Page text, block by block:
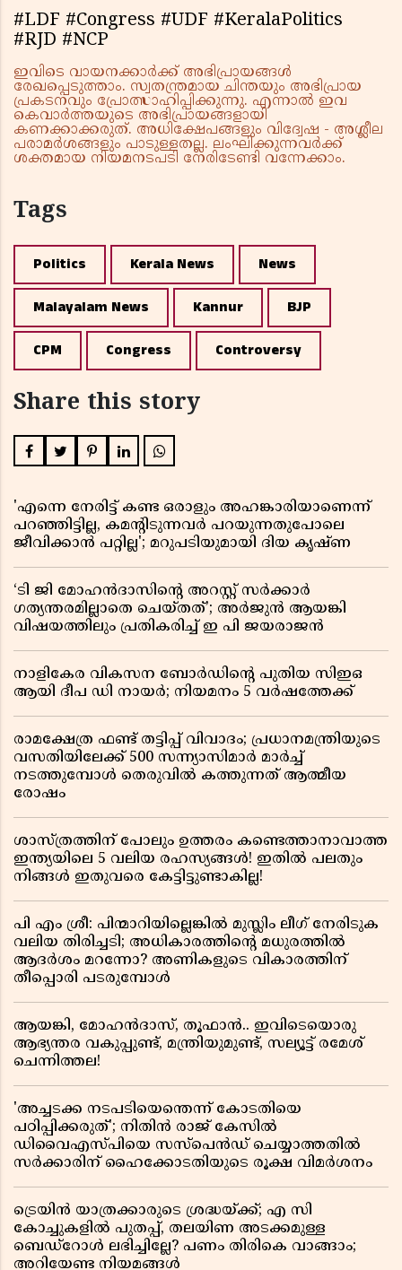
#LDF #Congress #UDF #KeralaPolitics
#RJD #NCP
ഇവിടെ വായനക്കാർക്ക് അഭിപ്രായങ്ങൾ
രേഖപ്പെടുത്താം. സ്വതന്ത്രമായ ചിന്തയും അഭിപ്രായ
പ്രകടനവും പ്രോത്സാഹിപ്പിക്കുന്നു. എന്നാൽ ഇവ
കെവാർത്തയുടെ അഭിപ്രായങ്ങളായി
കണക്കാക്കരുത്. അധിക്ഷേപങ്ങളും വിദ്വേഷ - അശ്ലീല
പരാമർശങ്ങളും പാടുള്ളതല്ല. ലംഘിക്കുന്നവർക്ക്
ശക്തമായ നിയമനടപടി നേരിടേണ്ടി വന്നേക്കാം.
Tags
Politics Kerala News News
Malayalam News Kannur BJP
CPM Congress Controversy
Share this story
'എന്നെ നേരിട്ട് കണ്ട ഒരാളും അഹങ്കാരിയാണെന്ന്
പറഞ്ഞിട്ടില്ല, കമൻ്റിടുന്നവർ പറയുന്നതുപോലെ
ജീവിക്കാൻ പറ്റില്ല'; മറുപടിയുമായി ദിയ കൃഷ്ണ
‘ടി ജി മോഹൻദാസിൻ്റെ അറസ്റ്റ് സർക്കാർ
ഗത്യന്തരമില്ലാതെ ചെയ്തത്’; അർജുൻ ആയങ്കി
വിഷയത്തിലും പ്രതികരിച്ച് ഇ പി ജയരാജൻ
നാളികേര വികസന ബോർഡിൻ്റെ പുതിയ സിഇഒ
ആയി ദീപ ഡി നായർ; നിയമനം 5 വർഷത്തേക്ക് ​​​​​​​
രാമക്ഷേത്ര ഫണ്ട് തട്ടിപ്പ് വിവാദം; പ്രധാനമന്ത്രിയുടെ
വസതിയിലേക്ക് 500 സന്ന്യാസിമാർ മാർച്ച്
നടത്തുമ്പോൾ തെരുവിൽ കത്തുന്നത് ആത്മീയ
രോഷം
ശാസ്ത്രത്തിന് പോലും ഉത്തരം കണ്ടെത്താനാവാത്ത
ഇന്ത്യയിലെ 5 വലിയ രഹസ്യങ്ങൾ! ഇതിൽ പലതും
നിങ്ങൾ ഇതുവരെ കേട്ടിട്ടുണ്ടാകില്ല!
പി എം ശ്രീ: പിന്മാറിയില്ലെങ്കിൽ മുസ്ലിം ലീഗ് നേരിടുക
വലിയ തിരിച്ചടി; അധികാരത്തിന്റെ മധുരത്തിൽ
ആദർശം മറന്നോ? അണികളുടെ വികാരത്തിന്
തീപ്പൊരി പടരുമ്പോൾ
ആയങ്കി, മോഹൻദാസ്, തൂഫാൻ.. ഇവിടെയൊരു
ആഭ്യന്തര വകുപ്പുണ്ട്, മന്ത്രിയുമുണ്ട്, സല്യൂട്ട് രമേശ്‌
ചെന്നിത്തല!
'അച്ചടക്ക നടപടിയെന്തെന്ന് കോടതിയെ
പഠിപ്പിക്കരുത്'; നിതിൻ രാജ് കേസിൽ
ഡിവൈഎസ്പിയെ സസ്പെൻഡ് ചെയ്യാത്തതിൽ
സർക്കാരിന് ഹൈക്കോടതിയുടെ രൂക്ഷ വിമർശനം
ട്രെയിൻ യാത്രക്കാരുടെ ശ്രദ്ധയ്ക്ക്; എ സി
കോച്ചുകളിൽ പുതപ്പ്, തലയിണ അടക്കമുള്ള
ബെഡ്റോൾ ലഭിച്ചില്ലേ? പണം തിരികെ വാങ്ങാം;
അറിയേണ്ട നിയമങ്ങൾ